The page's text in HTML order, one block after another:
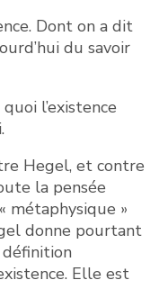
Dont on a dit
du savoir
l’existence
Hegel, et contre
la pensée
métaphysique »
donne pourtant
Elle est